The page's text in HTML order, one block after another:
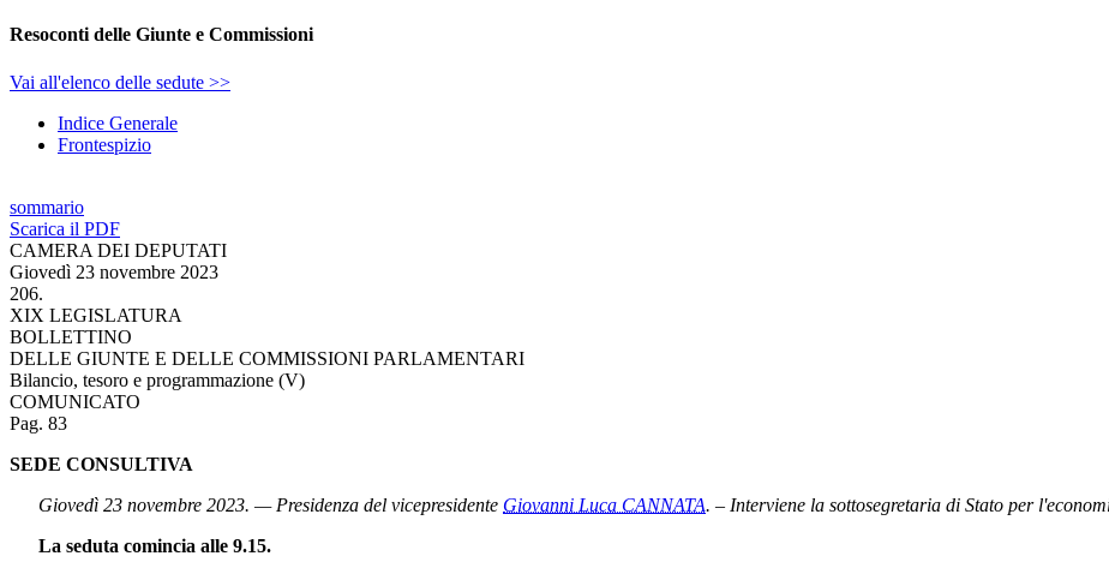
Resoconti delle Giunte e Commissioni
Vai all'elenco delle sedute >>
Indice Generale
Frontespizio
sommario
Scarica il PDF
CAMERA DEI DEPUTATI
Giovedì 23 novembre 2023
206.
XIX LEGISLATURA
BOLLETTINO
DELLE GIUNTE E DELLE COMMISSIONI PARLAMENTARI
Bilancio, tesoro e programmazione (V)
COMUNICATO
Pag. 83
SEDE CONSULTIVA
Giovedì 23 novembre 2023. — Presidenza del vicepresidente Giovanni Luca CANNATA. – Interviene la sottosegretaria di Stato per
La seduta comincia alle 9.15.